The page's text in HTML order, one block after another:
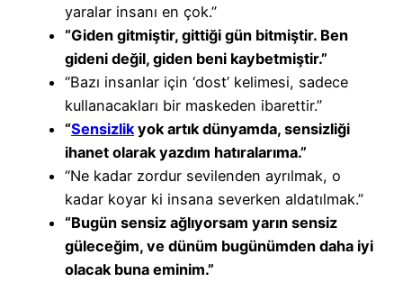
yaralar insanı en çok.”
“Giden gitmiştir, gittiği gün bitmiştir. Ben
gideni değil, giden beni kaybetmiştir.”
“Bazı insanlar için ‘dost’ kelimesi, sadece
kullanacakları bir maskeden ibarettir.”
“Sensizlik yok artık dünyamda, sensizliği
ihanet olarak yazdım hatıralarıma.”
“Ne kadar zordur sevilenden ayrılmak, o
kadar koyar ki insana severken aldatılmak.”
“Bugün sensiz ağlıyorsam yarın sensiz
güleceğim, ve dünüm bugünümden daha iyi
olacak buna eminim.”